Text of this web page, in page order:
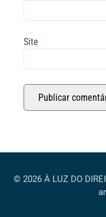
Site
© 2026 À LUZ DO